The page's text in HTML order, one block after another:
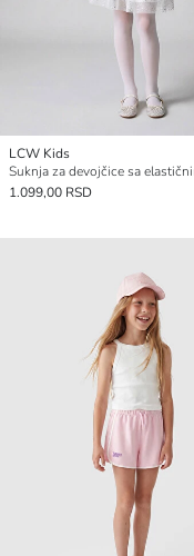
LCW Kids
1.099,00 RSD